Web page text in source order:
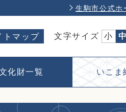
生駒市公式ホ
トマップ 文字サイズ 小 中
化財一覧 いこま